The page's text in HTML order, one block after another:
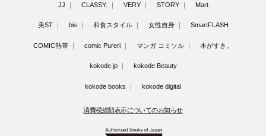
JJ CLASSY. VERY STORY Mart
美ST bis 和食スタイル 女性自身 SmartFLASH
COMIC熱帯 comic Pureri マンガ コミソル 本がすき。
kokode.jp kokode Beauty
kokode books kokode digital
消費税総額表示についてのお知らせ